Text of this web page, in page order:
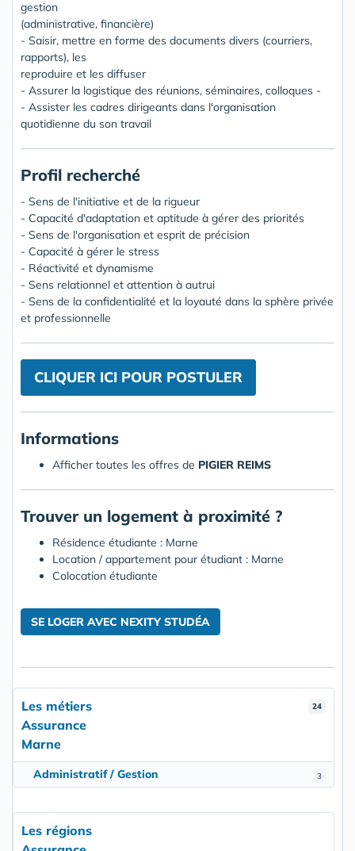
gestion
(administrative, financière)
- Saisir, mettre en forme des documents divers (courriers,
rapports), les
reproduire et les diffuser
- Assurer la logistique des réunions, séminaires, colloques -
- Assister les cadres dirigeants dans l'organisation
quotidienne du son travail
Profil recherché
- Sens de l'initiative et de la rigueur
- Capacité d'adaptation et aptitude à gérer des priorités
- Sens de l'organisation et esprit de précision
- Capacité à gérer le stress
- Réactivité et dynamisme
- Sens relationnel et attention à autrui
- Sens de la confidentialité et la loyauté dans la sphère privée
et professionnelle
CLIQUER ICI POUR POSTULER
Informations
Afficher toutes les offres de PIGIER REIMS
Trouver un logement à proximité ?
Résidence étudiante : Marne
Location / appartement pour étudiant : Marne
Colocation étudiante
SE LOGER AVEC NEXITY STUDÉA
24
Les métiers
Assurance
Marne
3
Administratif / Gestion
Les régions